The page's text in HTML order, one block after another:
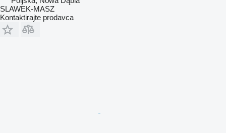
SLAWEK-MASZ
Kontaktirajte prodavca